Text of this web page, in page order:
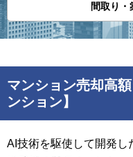
間取り・
マンション売却高
ンション】
AI技術を駆使して開発し